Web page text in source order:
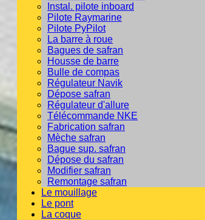
Instal. pilote inboard
Pilote Raymarine
Pilote PyPilot
La barre à roue
Bagues de safran
Housse de barre
Bulle de compas
Régulateur Navik
Dépose safran
Régulateur d'allure
Télécommande NKE
Fabrication safran
Mèche safran
Bague sup. safran
Dépose du safran
Modifier safran
Remontage safran
Le mouillage
Le pont
La coque